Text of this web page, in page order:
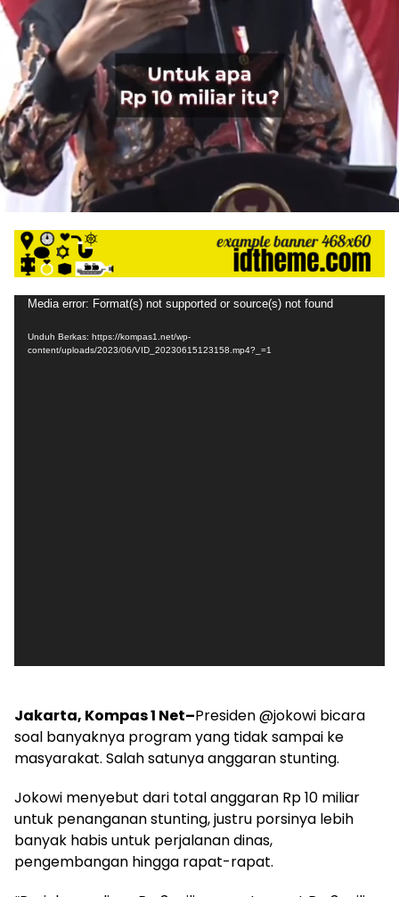
Pemutar
Media error: Format(s) not supported or source(s) not found
Unduh Berkas: https://kompas1.net/wp-
content/uploads/2023/06/VID_20230615123158.mp4?_=1
Jakarta, Kompas 1 Net–Presiden @jokowi bicara
soal banyaknya program yang tidak sampai ke
masyarakat. Salah satunya anggaran stunting.
Jokowi menyebut dari total anggaran Rp 10 miliar
untuk penanganan stunting, justru porsinya lebih
banyak habis untuk perjalanan dinas,
pengembangan hingga rapat-rapat.